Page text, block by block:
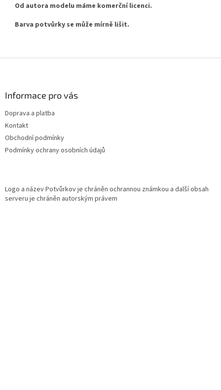
Od autora modelu máme komerční licenci.
Barva potvůrky se může mírně lišit.
Informace pro vás
Doprava a platba
Kontakt
Obchodní podmínky
Podmínky ochrany osobních údajů
Logo a název Potvůrkov je chráněn ochrannou známkou a další obsah
serveru je chráněn autorským právem